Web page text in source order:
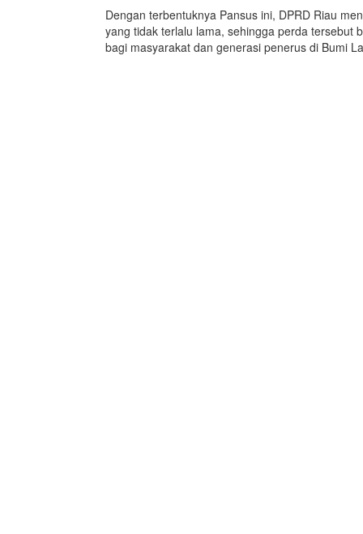
Dengan terbentuknya Pansus ini, DPRD Riau
yang tidak terlalu lama, sehingga perda tersebut
bagi masyarakat dan generasi penerus di Bumi